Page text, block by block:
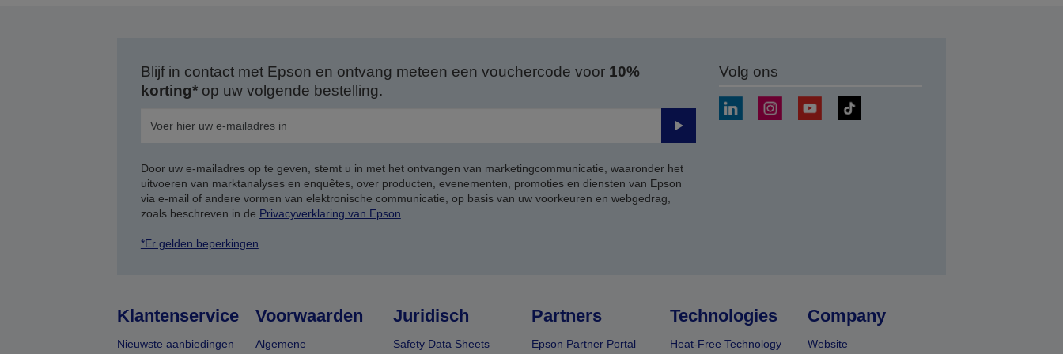
Blijf in contact met Epson en ontvang meteen een vouchercode voor 10%
korting*op uw volgende bestelling.
Verzenden
Door uw e-mailadres op te geven, stemt u in met het ontvangen van marketingcommunicatie, waaronder het
uitvoeren van marktanalyses en enquêtes, over producten, evenementen, promoties en diensten van Epson
via e-mail of andere vormen van elektronische communicatie, op basis van uw voorkeuren en webgedrag,
zoals beschreven in de Privacyverklaring van Epson.
*Er gelden beperkingen
Volg ons
Klantenservice
Nieuwste aanbiedingen
Voorwaarden
Algemene
Juridisch
Safety Data Sheets
Partners
Epson Partner Portal
Technologies
Heat-Free Technology
Company
Website